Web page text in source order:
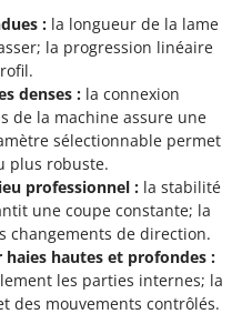
: la longueur de la lame
la progression linéaire
denses : la connexion
de la machine assure une
sélectionnable permet
plus robuste.
professionnel : la stabilité
une coupe constante; la
changements de direction.
haies hautes et profondes :
les parties internes; la
des mouvements contrôlés.